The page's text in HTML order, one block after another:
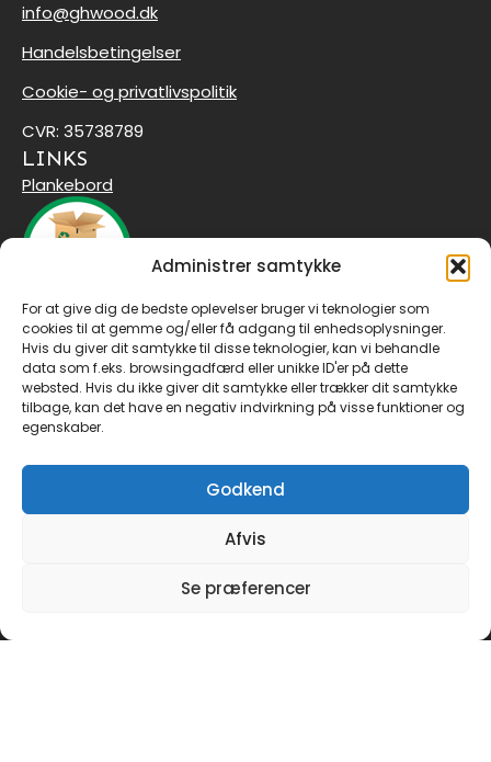
Administrer samtykke
For at give dig de bedste oplevelser bruger vi teknologier som
cookies til at gemme og/eller få adgang til enhedsoplysninger.
Hvis du giver dit samtykke til disse teknologier, kan vi behandle
data som f.eks. browsingadfærd eller unikke ID'er på dette
websted. Hvis du ikke giver dit samtykke eller trækker dit samtykke
tilbage, kan det have en negativ indvirkning på visse funktioner og
egenskaber.
Godkend
Afvis
Se præferencer
info@ghwood.dk
Handelsbetingelser
Cookie- og privatlivspolitik
CVR: 35738789
LINKS
Plankebord
Tilmeld dig vores nyhedsbrev
Email *
Tilmeld
FØLG OS PÅ FACEBOOK
Gh Møbler Fredericia
Klik for at acceptere
markedsføring cookies og